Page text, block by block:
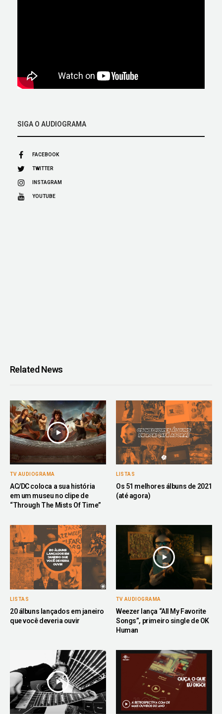
SIGA O AUDIOGRAMA
FACEBOOK
TWITTER
INSTAGRAM
YOUTUBE
Related News
TV AUDIOGRAMA
AC/DC coloca a sua história
em um museu no clipe de
“Through The Mists Of Time”
LISTAS
Os 51 melhores álbuns de 2021
(até agora)
LISTAS
20 álbuns lançados em janeiro
que você deveria ouvir
TV AUDIOGRAMA
Weezer lança “All My Favorite
Songs”, primeiro single de OK
Human